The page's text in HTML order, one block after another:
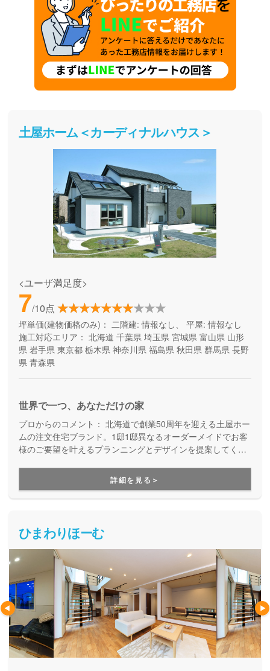
土屋ホーム＜カーディナルハウス＞
<ユーザ満足度>
7/10点
坪単価(建物価格のみ)： 二階建: 情報なし、 平屋: 情報なし
施工対応エリア： 北海道 千葉県 埼玉県 宮城県 富山県 山形
県 岩手県 東京都 栃木県 神奈川県 福島県 秋田県 群馬県 長野
県 青森県
世界で一つ、あなただけの家
プロからのコメント： 北海道で創業50周年を迎える土屋ホー
ムの注文住宅ブランド。1邸1邸異なるオーダーメイドでお客
様のご要望を叶えるプランニングとデザインを提案してくれ
詳細を見る＞
ひまわりほーむ